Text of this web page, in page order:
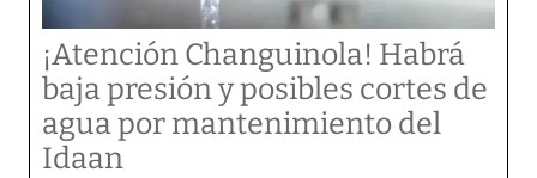
¡Atención Changuinola! Habrá
baja presión y posibles cortes de
agua por mantenimiento del
Idaan